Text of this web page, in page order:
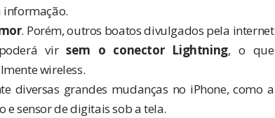
informação.
. Porém, outros boatos divulgados pela internet
virsem o conector Lightning, o que
wireless.
diversas grandes mudanças no iPhone, como a
e sensor de digitais sob a tela.